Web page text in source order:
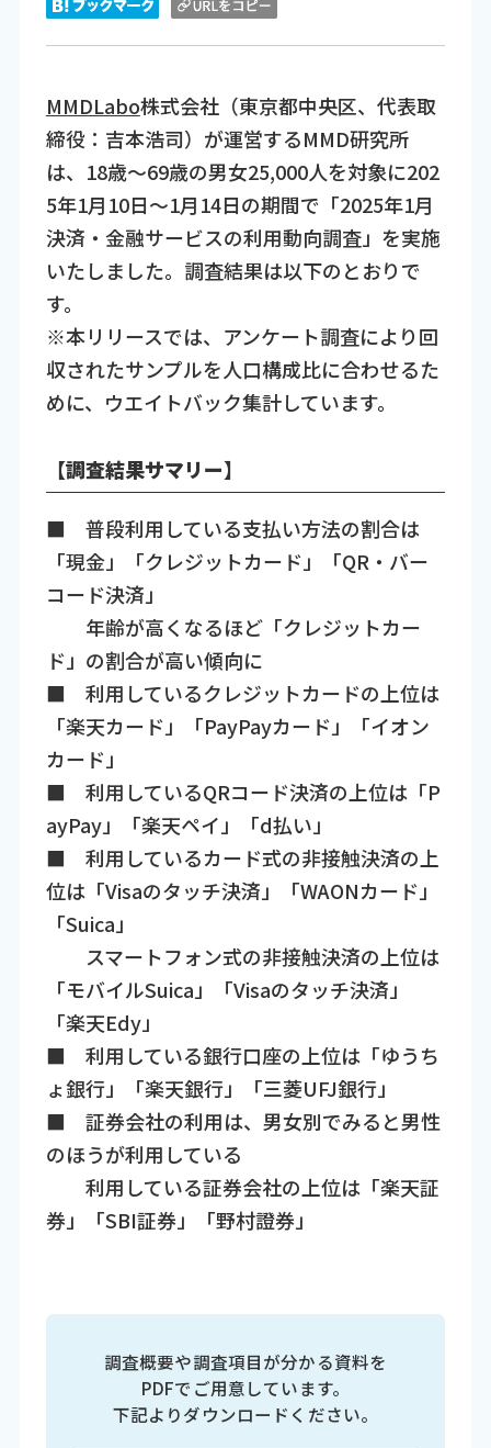
MMDLabo株式会社（東京都中央区、代表取
締役：吉本浩司）が運営するMMD研究所
は、18歳～69歳の男女25,000人を対象に202
5年1月10日～1月14日の期間で「2025年1月
決済・金融サービスの利用動向調査」を実施
いたしました。調査結果は以下のとおりで
す。
※本リリースでは、アンケート調査により回
収されたサンプルを人口構成比に合わせるた
めに、ウエイトバック集計しています。
【調査結果サマリー】
■ 普段利用している支払い方法の割合は
「現金」「クレジットカード」「QR・バー
コード決済」
年齢が高くなるほど「クレジットカー
ド」の割合が高い傾向に
■ 利用しているクレジットカードの上位は
「楽天カード」「PayPayカード」「イオン
カード」
■ 利用しているQRコード決済の上位は「P
ayPay」「楽天ペイ」「d払い」
■ 利用しているカード式の非接触決済の上
位は「Visaのタッチ決済」「WAONカード」
「Suica」
スマートフォン式の非接触決済の上位は
「モバイルSuica」「Visaのタッチ決済」
「楽天Edy」
■ 利用している銀行口座の上位は「ゆうち
ょ銀行」「楽天銀行」「三菱UFJ銀行」
■ 証券会社の利用は、男女別でみると男性
のほうが利用している
利用している証券会社の上位は「楽天証
券」「SBI証券」「野村證券」
調査概要や調査項目が分かる資料を
PDFでご用意しています。
下記よりダウンロードください。